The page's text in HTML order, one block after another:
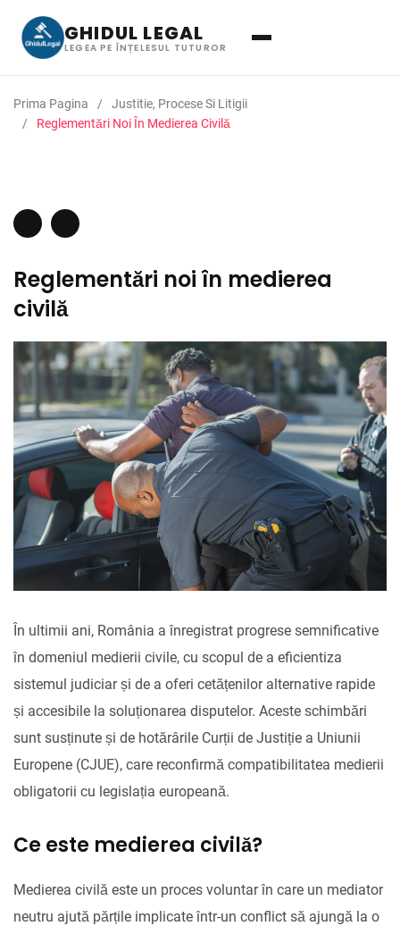
GHIDUL LEGAL
LEGEA PE ÎNȚELESUL TUTUROR
Prima Pagina
Justitie, Procese Si Litigii
Reglementări Noi În Medierea Civilă
Reglementări noi în medierea
civilă
În ultimii ani, România a înregistrat progrese semnificative
în domeniul medierii civile, cu scopul de a eficientiza
sistemul judiciar și de a oferi cetățenilor alternative rapide
și accesibile la soluționarea disputelor. Aceste schimbări
sunt susținute și de hotărârile Curții de Justiție a Uniunii
Europene (CJUE), care reconfirmă compatibilitatea medierii
obligatorii cu legislația europeană.
Ce este medierea civilă?
Medierea civilă este un proces voluntar în care un mediator
neutru ajută părțile implicate într-un conflict să ajungă la o